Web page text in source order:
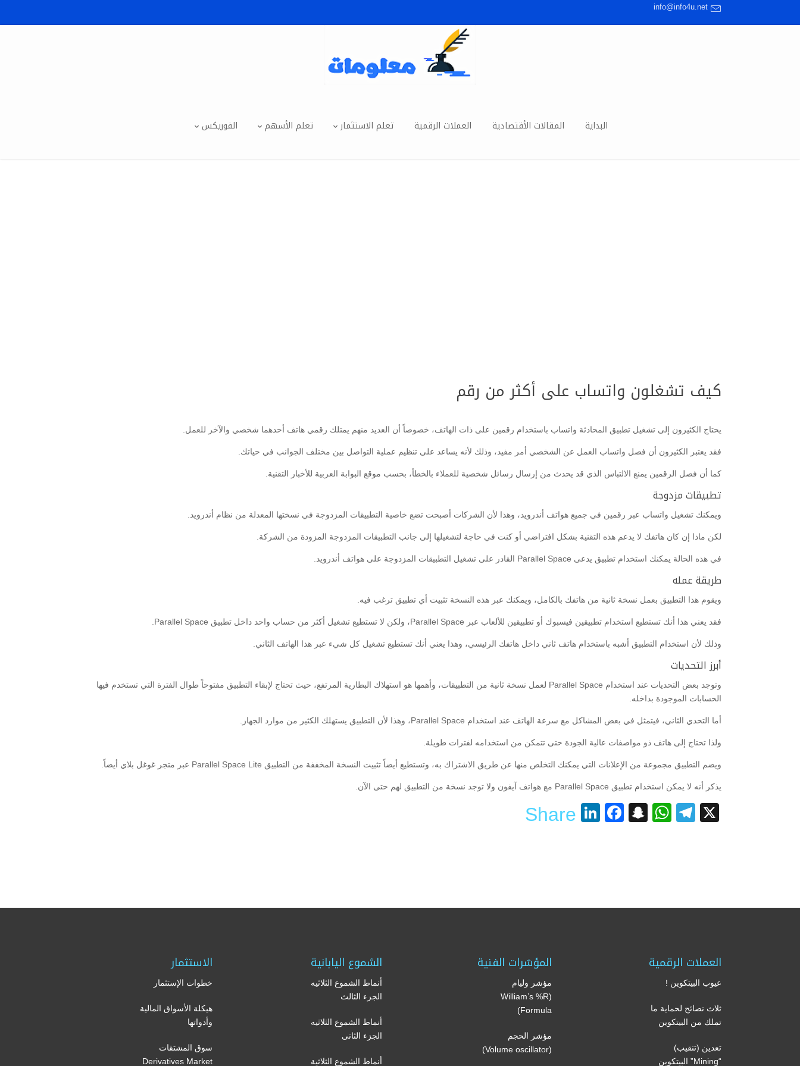
info@info4u.net
البداية المقالات الأقتصادية العملات الرقمية تعلم الاستثمار تعلم الأسهم الفوريكس
كيف تشغلون واتساب على أكثر من رقم
يحتاج الكثيرون إلى تشغيل تطبيق المحادثة واتساب باستخدام رقمين على ذات الهاتف، خصوصاً أن العديد منهم يمتلك رقمي هاتف أحدهما شخصي والآخر للعمل.
فقد يعتبر الكثيرون أن فصل واتساب العمل عن الشخصي أمر مفيد، وذلك لأنه يساعد على تنظيم عملية التواصل بين مختلف الجوانب في حياتك.
كما أن فصل الرقمين يمنع الالتباس الذي قد يحدث من إرسال رسائل شخصية للعملاء بالخطأ، بحسب موقع البوابة العربية للأخبار التقنية.
تطبيقات مزدوجة
ويمكنك تشغيل واتساب عبر رقمين في جميع هواتف أندرويد، وهذا لأن الشركات أصبحت تضع خاصية التطبيقات المزدوجة في نسختها المعدلة من نظام أندرويد.
لكن ماذا إن كان هاتفك لا يدعم هذه التقنية بشكل افتراضي أو كنت في حاجة لتشغيلها إلى جانب التطبيقات المزدوجة المزودة من الشركة.
في هذه الحالة يمكنك استخدام تطبيق يدعى Parallel Space القادر على تشغيل التطبيقات المزدوجة على هواتف أندرويد.
طريقة عمله
ويقوم هذا التطبيق بعمل نسخة ثانية من هاتفك بالكامل، ويمكنك عبر هذه النسخة تثبيت أي تطبيق ترغب فيه.
فقد يعني هذا أنك تستطيع استخدام تطبيقين فيسبوك أو تطبيقين للألعاب عبر Parallel Space، ولكن لا تستطيع تشغيل أكثر من حساب واحد داخل تطبيق Parallel Space.
وذلك لأن استخدام التطبيق أشبه باستخدام هاتف ثاني داخل هاتفك الرئيسي، وهذا يعني أنك تستطيع تشغيل كل شيء عبر هذا الهاتف الثاني.
أبرز التحديات
وتوجد بعض التحديات عند استخدام Parallel Space لعمل نسخة ثانية من التطبيقات، وأهمها هو استهلاك البطارية المرتفع، حيث تحتاج لإبقاء التطبيق مفتوحاً طوال الفترة التي تستخدم فيها
الحسابات الموجودة بداخله.
أما التحدي الثاني، فيتمثل في بعض المشاكل مع سرعة الهاتف عند استخدام Parallel Space، وهذا لأن التطبيق يستهلك الكثير من موارد الجهاز.
ولذا تحتاج إلى هاتف ذو مواصفات عالية الجودة حتى تتمكن من استخدامه لفترات طويلة.
ويضم التطبيق مجموعة من الإعلانات التي يمكنك التخلص منها عن طريق الاشتراك به، وتستطيع أيضاً تثبيت النسخة المخففة من التطبيق Parallel Space Lite عبر متجر غوغل بلاي أيضاً.
يذكر أنه لا يمكن استخدام تطبيق Parallel Space مع هواتف آيفون ولا توجد نسخة من التطبيق لهم حتى الآن.
X
Telegram
WhatsApp
Snapchat
Facebook
LinkedIn
Share
العملات الرقمية
عيوب البيتكوين !
ثلاث نصائح لحماية ما
تملك من البيتكوين
تعدين (تنقيب)
“Mining” البيتكوين
المؤشرات الفنية
مؤشر وليام
(William’s %R
Formula)
مؤشر الحجم
(Volume oscillator)
الشموع اليابانية
أنماط الشموع الثلاثيه
الجزء الثالث
أنماط الشموع الثلاثيه
الجزء الثانى
أنماط الشموع الثلاثية
الاستثمار
خطوات الإستثمار
هيكلة الأسواق المالية
وأدواتها
سوق المشتقات
Derivatives Market